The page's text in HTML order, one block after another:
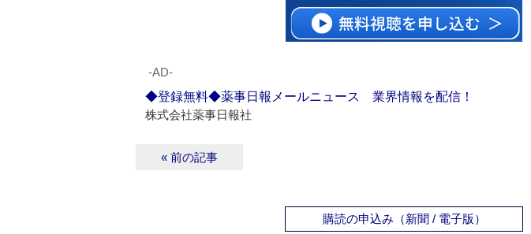
‐AD‐
◆登録無料◆薬事日報メールニュース 業界情報を配信！
株式会社薬事日報社
« 前の記事
購読の申込み（新聞 / 電子版）